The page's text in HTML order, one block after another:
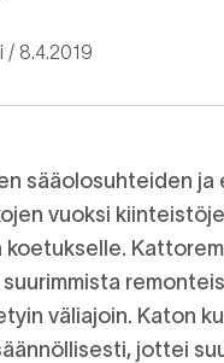
8.4.2019
sääolosuhteiden ja
vuoksi
koetukselle.
väliajoin. Katon
jottei